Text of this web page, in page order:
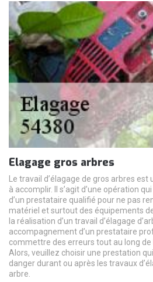
Elagage gros arbres
Le travail d’élagage de gros arbres est
à accomplir. Il s’agit d’une opération
d’un prestataire qualifié pour ne pas
matériel et surtout des équipements
la réalisation d’un travail d’élagage
accompagnement d’un prestataire
commettre des erreurs tout au long
Alors, veuillez choisir une prestation
danger durant ou après les travaux
arbre.